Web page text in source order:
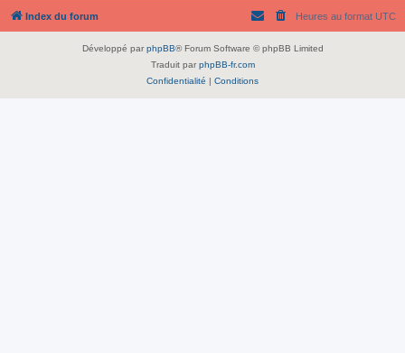
Index du forum Heures au format UTC
Développé par phpBB® Forum Software © phpBB Limited
Traduit par phpBB-fr.com
Confidentialité | Conditions